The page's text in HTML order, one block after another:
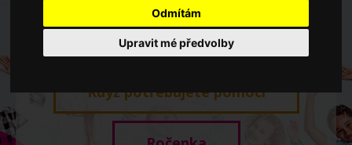
Odmítám
Upravit mé předvolby
Dny otevřených dveří ZŠ
Když potřebujete pomoci